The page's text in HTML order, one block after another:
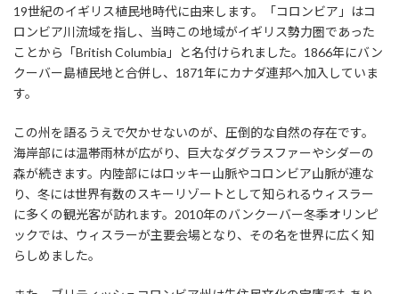
19世紀のイギリス植民地時代に由来します。「コロンビア」はコ
ロンビア川流域を指し、当時この地域がイギリス勢力圏であった
ことから「British Columbia」と名付けられました。1866年にバン
クーバー島植民地と合併し、1871年にカナダ連邦へ加入していま
す。
この州を語るうえで欠かせないのが、圧倒的な自然の存在です。
海岸部には温帯雨林が広がり、巨大なダグラスファーやシダーの
森が続きます。内陸部にはロッキー山脈やコロンビア山脈が連な
り、冬には世界有数のスキーリゾートとして知られるウィスラー
に多くの観光客が訪れます。2010年のバンクーバー冬季オリンピ
ックでは、ウィスラーが主要会場となり、その名を世界に広く知
らしめました。